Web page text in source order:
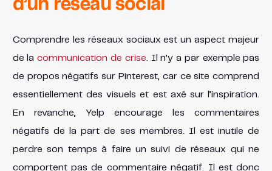
d’un réseau social
Comprendre les réseaux sociaux est un aspect majeur
de lacommunication de crise. Il n’y a par exemple pas
de propos négatifs sur Pinterest, car ce site comprend
essentiellement des visuels et est axé sur l’inspiration.
En revanche, Yelp encourage les commentaires
négatifs de la part de ses membres. Il est inutile de
perdre son temps à faire un suivi de réseaux qui ne
comportent pas de commentaire négatif. Il est donc